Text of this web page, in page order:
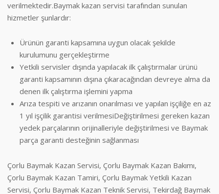
verilmektedir.Baymak kazan servisi tarafından sunulan
hizmetler şunlardır:
Ürünün garanti kapsamına uygun olacak şekilde
kurulumunu gerçekleştirme
Yetkili servisler dışında yapılacak ilk çalıştırmalar ürünü
garanti kapsamının dışına çıkaracağından devreye alma da
denen ilk çalıştırma işlemini yapma
Arıza tespiti ve arızanın onarılması ve yapılan işçiliğe en az
1 yıl işçilik garantisi verilmesiDeğiştirilmesi gereken kazan
yedek parçalarının orijinalleriyle değiştirilmesi ve Baymak
parça garanti desteğinin sağlanması
Çorlu Baymak Kazan Servisi, Çorlu Baymak Kazan Bakımı,
Çorlu Baymak Kazan Tamiri, Çorlu Baymak Yetkili Kazan
Servisi, Çorlu Baymak Kazan Teknik Servisi, Tekirdağ Baymak